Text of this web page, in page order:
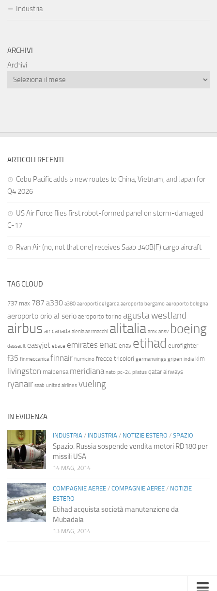
Industria
ARCHIVI
Archivi
ARTICOLI RECENTI
Cebu Pacific adds 5 new routes to China, Vietnam, and Japan for
Q4 2026
US Air Force flies first robot-formed panel on storm-damaged
C-17
Ryan Air (no, not that one) receives Saab 340B(F) cargo aircraft
TAG CLOUD
737 max 787 a330 a380 aeroporti del garda aeroporto bergamo aeroporto bologna
aeroporto orio al serio aeroporto torino agusta westland
airbus air canada alenia aermacchi alitalia amx ansv boeing
dassault easyjet ebace emirates enac enav etihad eurofighter
f35 finmeccanica finnair fiumicino frecce tricolori germanwings gripen india klm
livingston malpensa meridiana nato pc-24 pilatus qatar airways
ryanair saab united airlines vueling
IN EVIDENZA
INDUSTRIA / INDUSTRIA / NOTIZIE ESTERO / SPAZIO
Spazio: Russia sospende vendita motori RD180 per
missili USA
14 MAG, 2014
COMPAGNIE AEREE / COMPAGNIE AEREE / NOTIZIE
ESTERO
Etihad acquista società manutenzione da
Mubadala
13 MAG, 2014